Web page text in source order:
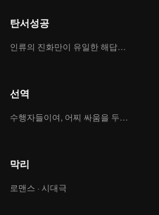
탄서성공
인류의 진화만이 유일한 해답이다
선역
막리
로맨스 · 시대극